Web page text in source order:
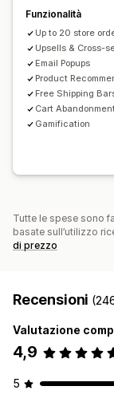
Segmentazione
Font personalizzati
Funzionalità
Up to 20 store
Upsells & Cross-
Email Popups
Product
Free Shipping
Cart
Gamification
Tutte le spese sono
basate sull’utilizzo
di prezzo
Recensioni
Valutazione
4,9
5